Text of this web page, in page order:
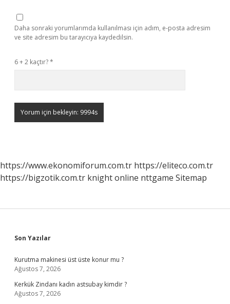
Daha sonraki yorumlarımda kullanılması için adım, e-posta adresim
ve site adresim bu tarayıcıya kaydedilsin.
6 + 2 kaçtır?*
https://www.ekonomiforum.com.tr https://eliteco.com.tr
https://bigzotik.com.tr knight online nttgame Sitemap
Sidebar
Son Yazılar
Kurutma makinesi üst üste konur mu ?
Ağustos 7, 2026
Kerkük Zindanı kadın astsubay kimdir ?
Ağustos 7, 2026